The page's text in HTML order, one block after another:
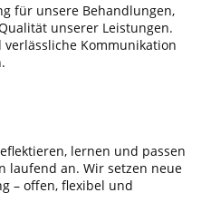
für unsere Behandlungen,
unserer Leistungen.
Kommunikation
lernen und passen
laufend an. Wir setzen neue
– offen, flexibel und